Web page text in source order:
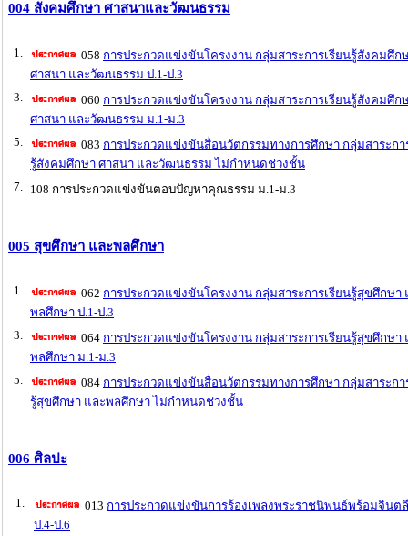
004 สังคมศึกษา ศาสนาและวัฒนธรรม
1. 058 การประกวดแข่งขันโครงงาน กลุ่มสาระการเรียนรู้สังคมศึก
ศาสนา และวัฒนธรรม ป.1-ป.3
3.
060 การประกวดแข่งขันโครงงาน กลุ่มสาระการเรียนรู้สังคมศึก
ศาสนา และวัฒนธรรม ม.1-ม.3
5.
083 การประกวดแข่งขันสื่อนวัตกรรมทางการศึกษา กลุ่มสาระกา
รู้สังคมศึกษา ศาสนา และวัฒนธรรม ไม่กำหนดช่วงชั้น
7.
108 การประกวดแข่งขันตอบปัญหาคุณธรรม ม.1-ม.3
005 สุขศึกษา และพลศึกษา
1. 062 การประกวดแข่งขันโครงงาน กลุ่มสาระการเรียนรู้สุขศึกษา
พลศึกษา ป.1-ป.3
3.
064 การประกวดแข่งขันโครงงาน กลุ่มสาระการเรียนรู้สุขศึกษา
พลศึกษา ม.1-ม.3
5.
084 การประกวดแข่งขันสื่อนวัตกรรมทางการศึกษา กลุ่มสาระกา
รู้สุขศึกษา และพลศึกษา ไม่กำหนดช่วงชั้น
006 ศิลปะ
1. 013 การประกวดแข่งขันการร้องเพลงพระราชนิพนธ์พร้อมจินต
ป.4-ป.6